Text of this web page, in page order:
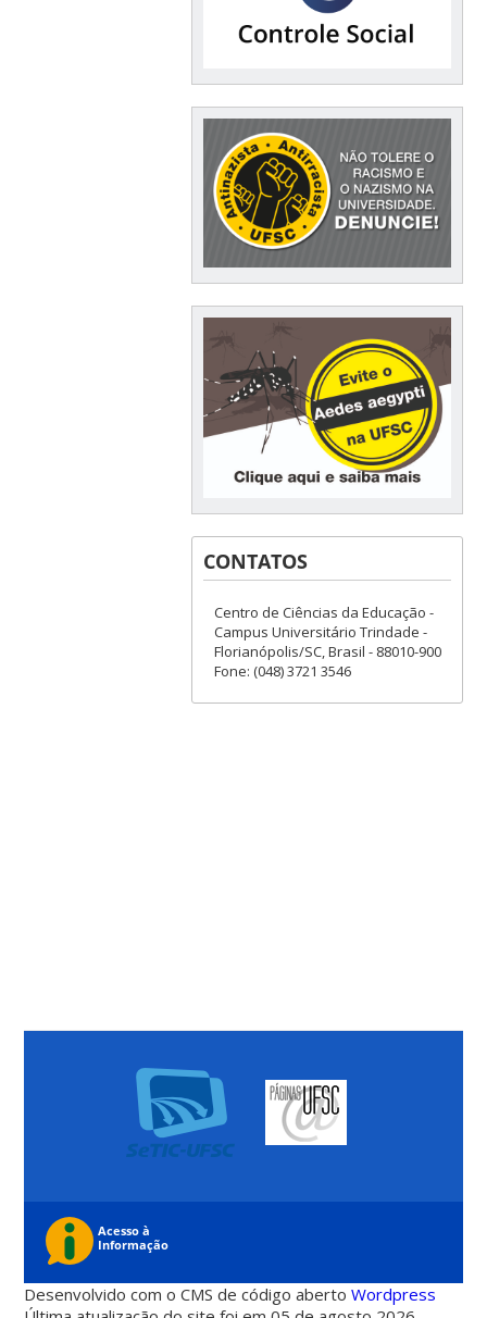
CONTATOS
Centro de Ciências da Educação -
Campus Universitário Trindade -
Florianópolis/SC, Brasil - 88010-900
Fone: (048) 3721 3546
Desenvolvido com o CMS de código abertoWordpress